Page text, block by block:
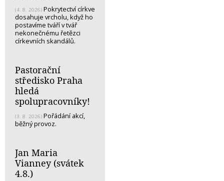
(4. 8. 2026) Pokrytectví církve
dosahuje vrcholu, když ho
postavíme tváří v tvář
nekonečnému řetězci
církevních skandálů.
Pastorační
středisko Praha
hledá
spolupracovníky!
(3. 8. 2026) Pořádání akcí,
běžný provoz.
Jan Maria
Vianney (svátek
4.8.)